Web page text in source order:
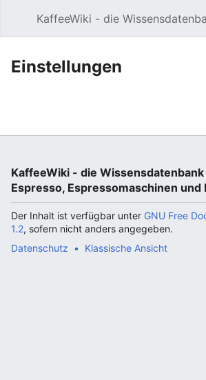
KaffeeWiki - die
Einstellungen
KaffeeWiki - die
Espresso, Espressomaschinen und
Der Inhalt ist verfügbar unter GNU Free
1.2, sofern nicht anders angegeben.
Datenschutz
Klassische Ansicht